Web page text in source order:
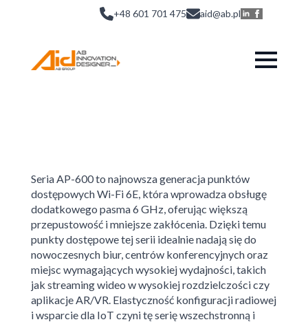
+48 601 701 475 aid@ab.pl
Seria AP-600 to najnowsza generacja punktów
dostępowych Wi-Fi 6E, która wprowadza obsługę
dodatkowego pasma 6 GHz, oferując większą
przepustowość i mniejsze zakłócenia. Dzięki temu
punkty dostępowe tej serii idealnie nadają się do
nowoczesnych biur, centrów konferencyjnych oraz
miejsc wymagających wysokiej wydajności, takich
jak streaming wideo w wysokiej rozdzielczości czy
aplikacje AR/VR. Elastyczność konfiguracji radiowej
i wsparcie dla IoT czyni tę serię wszechstronną i